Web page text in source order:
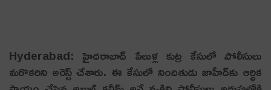
Hyderabad: హైదరాబాద్ పేలుళ్ల కుట్ర కేసులో పోలీసులు
మరొకరిని అరెస్ట్ చేశారు. ఈ కేసులో నిందితుడు జాహీద్‌కు ఆర్ధిక